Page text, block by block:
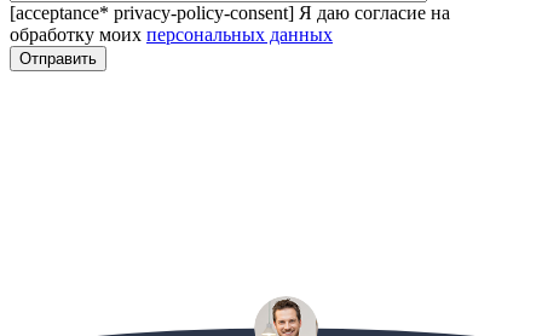
[acceptance* privacy-policy-consent] Я даю согласие на
обработку моих персональных данных